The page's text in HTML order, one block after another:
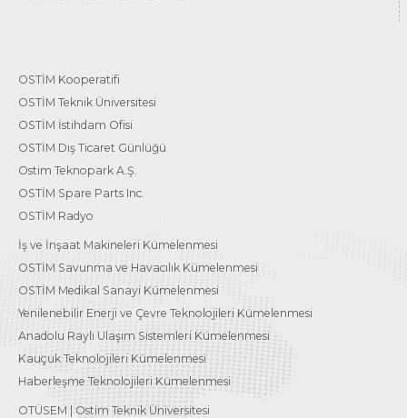
OSTİM Kooperatifi
OSTİM Teknik Üniversitesi
OSTİM İstihdam Ofisi
OSTİM Dış Ticaret Günlüğü
Ostim Teknopark A.Ş.
OSTİM Spare Parts Inc.
OSTİM Radyo
İş ve İnşaat Makineleri Kümelenmesi
OSTİM Savunma ve Havacılık Kümelenmesi
OSTİM Medikal Sanayi Kümelenmesi
Yenilenebilir Enerji ve Çevre Teknolojileri Kümelenmesi
Anadolu Raylı Ulaşım Sistemleri Kümelenmesi
Kauçuk Teknolojileri Kümelenmesi
Haberleşme Teknolojileri Kümelenmesi
OTÜSEM | Ostim Teknik Üniversitesi